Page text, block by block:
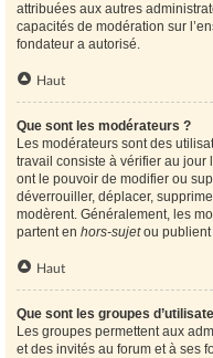
attribuées aux autres
capacités de modération sur
fondateur a autorisé.
Haut
Que sont les modérateurs ?
Les modérateurs sont des
travail consiste à vérifier au jour
ont le pouvoir de modifier ou
déverrouiller, déplacer,
modèrent. Généralement, les
partent en hors-sujetou publient
Haut
Que sont les groupes
Les groupes permettent aux
et des invités au forum et à ses